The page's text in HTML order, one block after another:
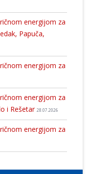
energijom za
Papuča,
energijom za
energijom za
i Rešetar 28.07.2026
energijom za